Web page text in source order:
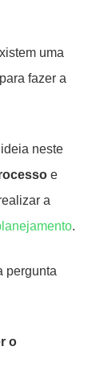
uma
fazer a
neste
e
a
.
pergunta
o